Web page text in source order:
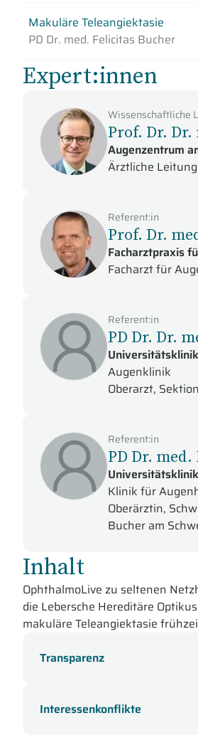
Makuläre Teleangiektasie
PD Dr. med. Felicitas Bucher
Expert:innen
Wissenschaftliche
Prof. Dr. Dr.
Augenzentrum
Ärztliche Leitung
Referent:in
Prof. Dr.
Facharztpraxis
Facharzt für
Referent:in
PD Dr. Dr.
Augenklinik
Oberarzt,
Referent:in
PD Dr.
Klinik für
Oberärztin,
Bucher am
Inhalt
OphthalmoLive zu seltenen
die Lebersche Hereditäre
makuläre Teleangiektasie
In dieser Online-Fortbildung der
Neuropathie (LHON).Anhand
Transparenz
Interessenkonflikte